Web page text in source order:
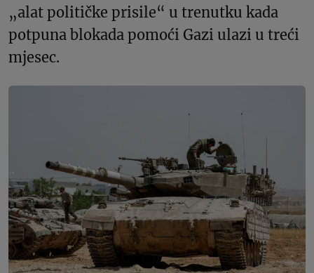
„alat političke prisile“ u trenutku kada
potpuna blokada pomoći Gazi ulazi u treći
mjesec.